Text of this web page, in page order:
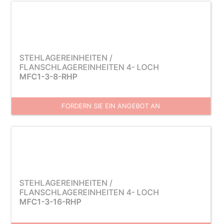
STEHLAGEREINHEITEN /
FLANSCHLAGEREINHEITEN 4- LOCH
MFC1-3-8-RHP
FORDERN SIE EIN ANGEBOT AN
STEHLAGEREINHEITEN /
FLANSCHLAGEREINHEITEN 4- LOCH
MFC1-3-16-RHP